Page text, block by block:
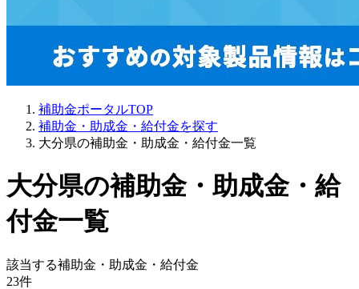
補助金ポータルTOP
補助金・助成金・給付金を探す
大分県の補助金・助成金・給付金一覧
大分県の補助金・助成金・給
付金一覧
該当する補助金・助成金・給付金
23件